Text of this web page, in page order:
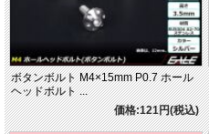
ボタンボルト M4×15mm P0.7 ホール
ヘッドボルト ...
価格:121円(税込)